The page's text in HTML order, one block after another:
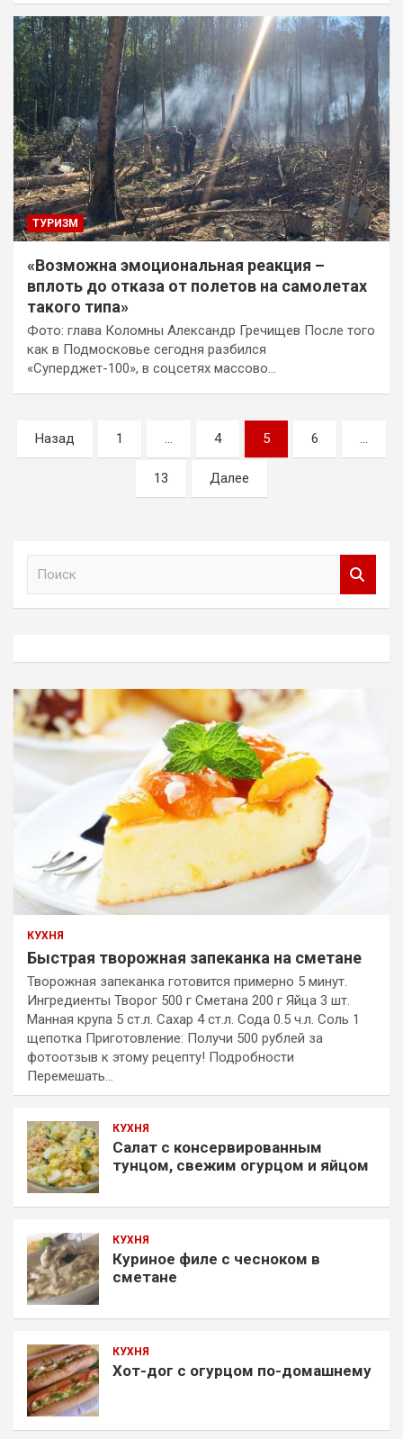
ТУРИЗМ
«Возможна эмоциональная реакция –
вплоть до отказа от полетов на самолетах
такого типа»
Фото: глава Коломны Александр Гречищев После того
как в Подмосковье сегодня разбился
«Суперджет-100», в соцсетях массово…
Пагинация
записей
Назад 1 … 4 5 6 …
13 Далее
КУХНЯ
Быстрая творожная запеканка на сметане
Творожная запеканка готовится примерно 5 минут.
Ингредиенты Творог 500 г Сметана 200 г Яйца 3 шт.
Манная крупа 5 ст.л. Сахар 4 ст.л. Сода 0.5 ч.л. Соль 1
щепотка Приготовление: Получи 500 рублей за
фотоотзыв к этому рецепту! Подробности
Перемешать…
КУХНЯ
Салат с консервированным
тунцом, свежим огурцом и яйцом
КУХНЯ
Куриное филе с чесноком в
сметане
КУХНЯ
Хот-дог с огурцом по-домашнему